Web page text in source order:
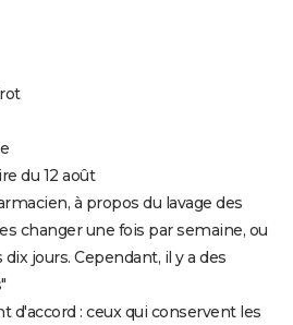
du 12 août
à propos du lavage des
changer une fois par semaine, ou
jours. Cependant, il y a des
d'accord : ceux qui conservent les